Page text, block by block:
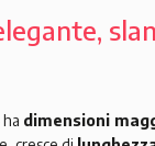
dimensioni